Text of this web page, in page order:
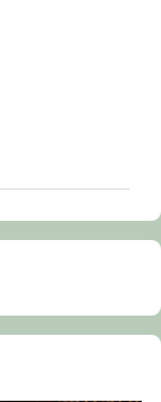
gairebé
la